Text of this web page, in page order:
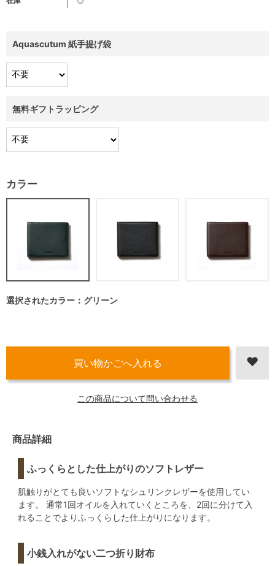
Aquascutum 紙手提げ袋
無料ギフトラッピング
カラー
選択されたカラー：グリーン
この商品について問い合わせる
商品詳細
ふっくらとした仕上がりのソフトレザー
肌触りがとても良いソフトなシュリンクレザーを使用してい
ます。 通常1回オイルを入れていくところを、2回に分けて入
れることでよりふっくらした仕上がりになります。
小銭入れがない二つ折り財布